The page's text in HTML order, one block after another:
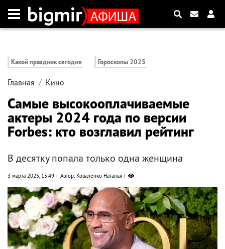
Какой праздник сегодня Гороскопы 2025
Главная Кино
Самые высокооплачиваемые
актеры 2024 года по версии
Forbes: кто возглавил рейтинг
В десятку попала только одна женщина
3 марта 2025, 13:49 Автор: Коваленко Наталья